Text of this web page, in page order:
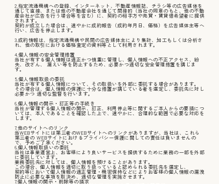
お問い合わせ
採用情報
カタログ請求
展示場来場予約
お問い合わせ
2.指定流通機構への登録、インターネット、不動産情報誌、チラシ等の広告媒体を
通じて直接、または他の不動産会社を通じて間接的（当社の同意のもと、他の不動
産会社が広告を行う場合等を含む）に、契約の相手方や売買・賃貸借希望者に提供
されます。
契約が成立した場合は、速やかに成約報告（成約年月日、価格）を広告媒体主等へ
行い、広告を停止します。
3.成約情報は、指定流通機構や民間の広告媒体主により集計、加工もしくは分析さ
れ、他の取引における価格査定の資料等として利用されます。
4.個人情報の安全管理措置
当社が有する個人情報は適正かつ慎重に管理し、個人情報への不正アクセス、紛
失、改ざん、 漏えい等を防止するため、必要かつ適切な安全管理措置を講じま
す。
5.個人情報取扱の委託
当社が有する個人情報について、その取扱いを外部に委託する場合があります。
その場合は、個人情報の保護に十分な措置が講じている者を選定し、委託先に対し
必要かつ 適切な監督を行います。
6.個人情報の開示・訂正等の手続き
当社が管理する個人情報の開示、訂正、利用停止等に関するご本人からの要請につ
いては、本人であることを確認した上で、速やかに、合理的な範囲で必要な対応を
します。
7.他のサイトへのリンク
当WEBサイトには第三者のWEBサイトへのリンクがありますが、当社は、これら
第三者の WEBサイトにおけるプライバシー保護に関しての責任は負いませんの
で、予めご了承ください。
6.個人情報取扱いの委託
当社は事業運営上、お客様により良いサービスを提供するために業務の一部を外部
に委託しています。
業務委託先に対しては、個人情報を預けることがあります。
この場合、個人情報を適切に取り扱っていると認められる委託先を選定し、
契約等において個人情報の適正管理・機密保持などによりお客様の個人情報の漏洩
防止に必要な事項を取決め、適切な管理を実施させます。
7.個人情報の開示・削除等の請求